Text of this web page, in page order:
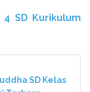
4 SD Kurikulum
SD Kelas